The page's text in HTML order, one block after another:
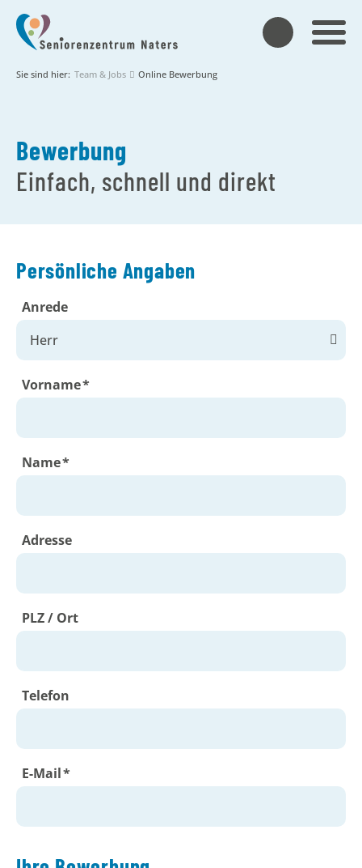
Sie sind hier: Team & Jobs Online Bewerbung
Bewerbung
Einfach, schnell und direkt
Persönliche Angaben
Anrede
Herr
Vorname*
Name*
Adresse
PLZ / Ort
Telefon
E-Mail*